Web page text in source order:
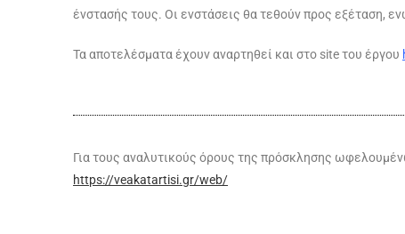
ένστασής τους. Οι ενστάσεις θα τεθούν προς εξέταση,
Τα αποτελέσματα έχουν αναρτηθεί και στο site του έργου
Για τους αναλυτικούς όρους της πρόσκλησης
https://veakatartisi.gr/web/